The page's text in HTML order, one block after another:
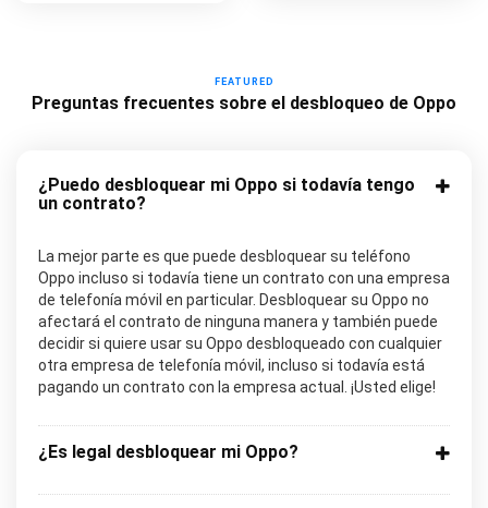
FEATURED
Preguntas frecuentes sobre el desbloqueo de Oppo
¿Puedo desbloquear mi Oppo si todavía tengo
un contrato?
La mejor parte es que puede desbloquear su teléfono
Oppo incluso si todavía tiene un contrato con una empresa
de telefonía móvil en particular. Desbloquear su Oppo no
afectará el contrato de ninguna manera y también puede
decidir si quiere usar su Oppo desbloqueado con cualquier
otra empresa de telefonía móvil, incluso si todavía está
pagando un contrato con la empresa actual. ¡Usted elige!
¿Es legal desbloquear mi Oppo?